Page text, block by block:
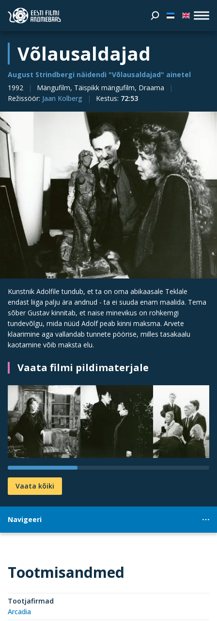
Võlausaldajad
August Strindbergi näidendi "Võlausaldajad" ainetel
1992
Mängufilm, Täispikk mängufilm, Draama
Režissöör: Jaan Kolberg Kestus: 72:53
Kunstnik Adolfile tundub, et ta on oma abikaasale Teklale
endast liiga palju ära andnud - ta ei suuda enam maalida. Tema
sõber Gustav kinnitab, et naise minevikus on rohkemgi
tundevõlgu, mida nüüd Adolf peab kinni maksma. Arvete
klaarimine aga vallandab tunnete pöörise, milles tasakaalu
kaotamine võib maksta elu.
Vaata filmi pildimaterjale
Vaata kõiki
Navigeeri
Tootmisandmed
Tootjafirmad
Arcadia